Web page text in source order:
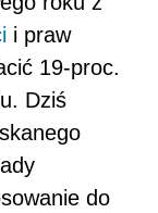
i praw
19-proc.
Dziś
do